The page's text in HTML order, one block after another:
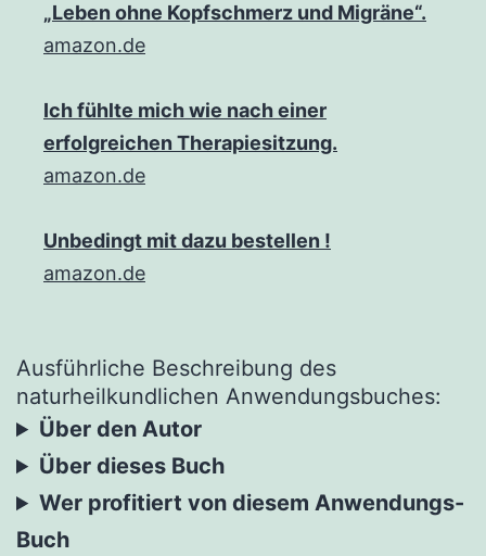
„Leben ohne Kopfschmerz und Migräne“.
amazon.de
Ich fühlte mich wie nach einer
erfolgreichen Therapiesitzung.
amazon.de
Unbedingt mit dazu bestellen !
amazon.de
Ausführliche Beschreibung des
naturheilkundlichen Anwendungsbuches:
Über den Autor
Über dieses Buch
Wer profitiert von diesem Anwendungs-
Buch